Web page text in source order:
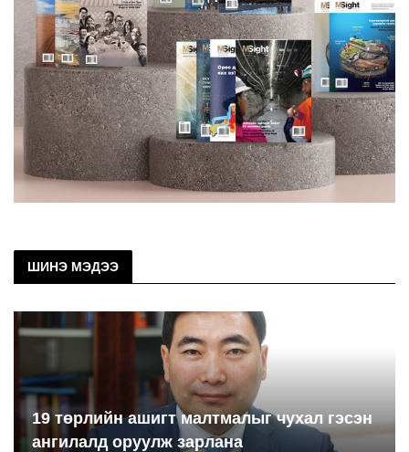
ШИНЭ МЭДЭЭ
19 төрлийн ашигт малтмалыг чухал гэсэн
ангилалд оруулж зарлана